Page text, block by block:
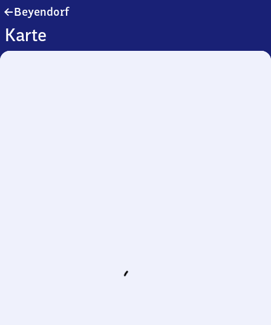
BeyendorfBeyendorf
Karte